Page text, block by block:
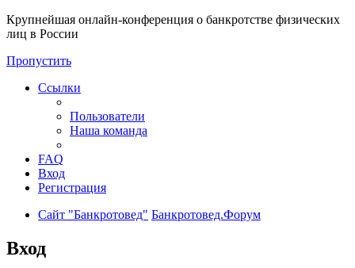
Крупнейшая онлайн-конференция о банкротстве физических
лиц в России
Пропустить
Ссылки
Пользователи
Наша команда
FAQ
Вход
Регистрация
Сайт "Банкротовед" Банкротовед.Форум
Вход